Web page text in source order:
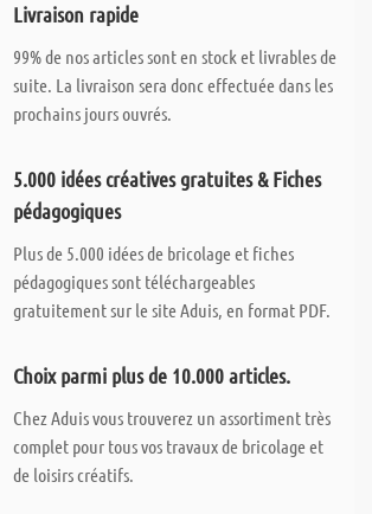
Livraison rapide
99% de nos articles sont en stock et livrables de
suite. La livraison sera donc effectuée dans les
prochains jours ouvrés.
5.000 idées créatives gratuites & Fiches
pédagogiques
Plus de 5.000 idées de bricolage et fiches
pédagogiques sont téléchargeables
gratuitement sur le site Aduis, en format PDF.
Choix parmi plus de 10.000 articles.
Chez Aduis vous trouverez un assortiment très
complet pour tous vos travaux de bricolage et
de loisirs créatifs.